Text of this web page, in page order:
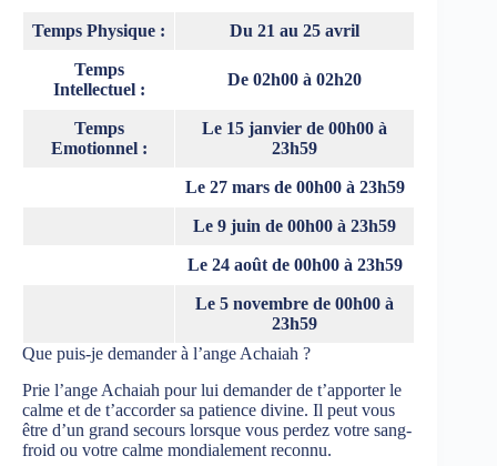
Temps Physique : Du 21 au 25 avril
Temps
Intellectuel :
De 02h00 à 02h20
Temps
Emotionnel :
Le 15 janvier de 00h00 à
23h59
Le 27 mars de 00h00 à 23h59
Le 9 juin de 00h00 à 23h59
Le 24 août de 00h00 à 23h59
Le 5 novembre de 00h00 à
23h59
Que puis-je demander à l’ange Achaiah ?
Prie l’ange Achaiah pour lui demander de t’apporter le
calme et de t’accorder sa patience divine. Il peut vous
être d’un grand secours lorsque vous perdez votre sang-
froid ou votre calme mondialement reconnu.